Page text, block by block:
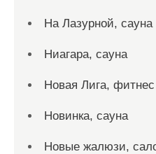
На Лазурной, сауна
Ниагара, сауна
Новая Лига, фитнес
Новинка, сауна
Новые жалюзи,